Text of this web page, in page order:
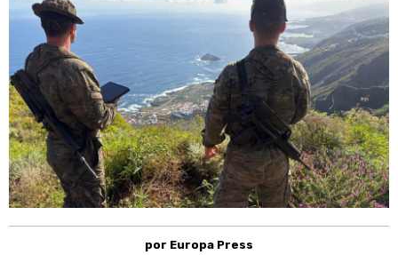
por Europa Press